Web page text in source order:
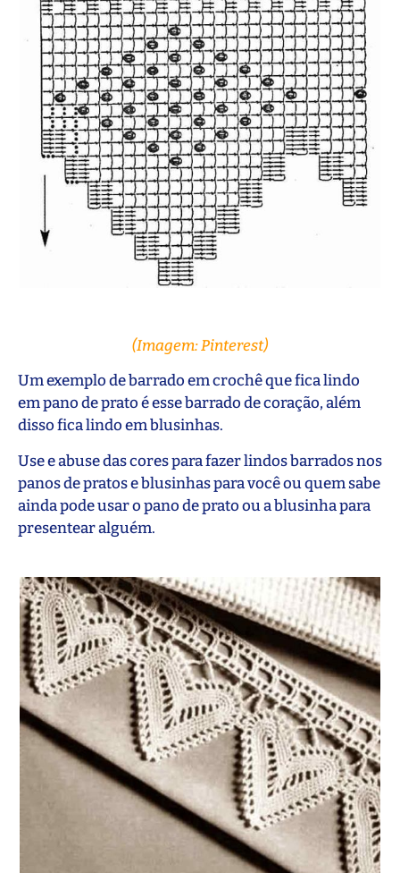
(Imagem: Pinterest)
Um exemplo de barrado em crochê que fica lindo
em pano de prato é esse barrado de coração, além
disso fica lindo em blusinhas.
Use e abuse das cores para fazer lindos barrados nos
panos de pratos e blusinhas para você ou quem sabe
ainda pode usar o pano de prato ou a blusinha para
presentear alguém.